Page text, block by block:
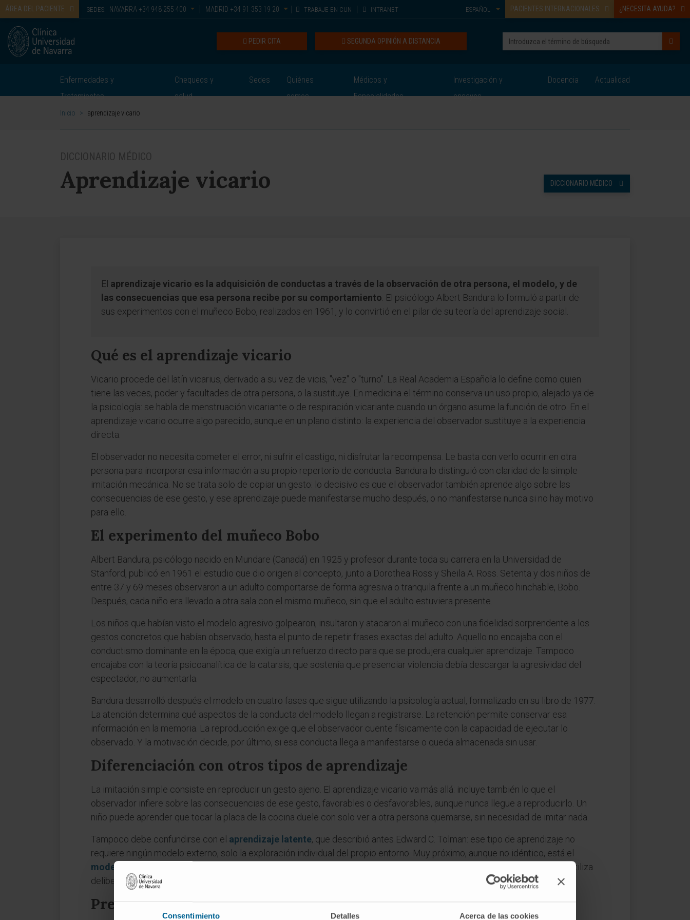
Consentimiento Detalles Acerca de las cookies
ÁREA DEL PACIENTE SEDES: NAVARRA +34 948 255 400 MADRID +34 91 353 19 20 TRABAJE EN CUN INTRANET PACIENTES INTERNACIONALES ¿NECESITA AYUDA?
ESPAÑOL
SEGUNDA OPINIÓN A DISTANCIA
PEDIR CITA
Enfermedades y
Tratamientos
Chequeos y
salud
Sedes
Quiénes
somos
Médicos y
Especialidades
Investigación y
ensayos
Docencia Actualidad
Inicio > aprendizaje vicario
DICCIONARIO MÉDICO
Aprendizaje vicario DICCIONARIO MÉDICO
El aprendizaje vicario es la adquisición de conductas a través de la observación de otra persona, el modelo, y de
las consecuencias que esa persona recibe por su comportamiento . El psicólogo Albert Bandura lo formuló a partir de
sus experimentos con el muñeco Bobo, realizados en 1961, y lo convirtió en el pilar de su teoría del aprendizaje social.
Qué es el aprendizaje vicario
Vicario procede del latín vicarius, derivado a su vez de vicis, "vez" o "turno". La Real Academia Española lo define como quien
tiene las veces, poder y facultades de otra persona, o la sustituye. En medicina el término conserva un uso propio, alejado ya de
la psicología: se habla de menstruación vicariante o de respiración vicariante cuando un órgano asume la función de otro. En el
aprendizaje vicario ocurre algo parecido, aunque en un plano distinto: la experiencia del observador sustituye a la experiencia
directa.
El observador no necesita cometer el error, ni sufrir el castigo, ni disfrutar la recompensa. Le basta con verlo ocurrir en otra
persona para incorporar esa información a su propio repertorio de conducta. Bandura lo distinguió con claridad de la simple
imitación mecánica. No se trata solo de copiar un gesto: lo decisivo es que el observador también aprende algo sobre las
consecuencias de ese gesto, y ese aprendizaje puede manifestarse mucho después, o no manifestarse nunca si no hay motivo
para ello.
El experimento del muñeco Bobo
Albert Bandura, psicólogo nacido en Mundare (Canadá) en 1925 y profesor durante toda su carrera en la Universidad de
Stanford, publicó en 1961 el estudio que dio origen al concepto, junto a Dorothea Ross y Sheila A. Ross. Setenta y dos niños de
entre 37 y 69 meses observaron a un adulto comportarse de forma agresiva o tranquila frente a un muñeco hinchable, Bobo.
Después, cada niño era llevado a otra sala con el mismo muñeco, sin que el adulto estuviera presente.
Los niños que habían visto el modelo agresivo golpearon, insultaron y atacaron al muñeco con una fidelidad sorprendente a los
gestos concretos que habían observado, hasta el punto de repetir frases exactas del adulto. Aquello no encajaba con el
conductismo dominante en la época, que exigía un refuerzo directo para que se produjera cualquier aprendizaje. Tampoco
encajaba con la teoría psicoanalítica de la catarsis, que sostenía que presenciar violencia debía descargar la agresividad del
espectador, no aumentarla.
Bandura desarrolló después el modelo en cuatro fases que sigue utilizando la psicología actual, formalizado en su libro de 1977.
La atención determina qué aspectos de la conducta del modelo llegan a registrarse. La retención permite conservar esa
información en la memoria. La reproducción exige que el observador cuente físicamente con la capacidad de ejecutar lo
observado. Y la motivación decide, por último, si esa conducta llega a manifestarse o queda almacenada sin usar.
Diferenciación con otros tipos de aprendizaje
La imitación simple consiste en reproducir un gesto ajeno. El aprendizaje vicario va más allá: incluye también lo que el
observador infiere sobre las consecuencias de ese gesto, favorables o desfavorables, aunque nunca llegue a reproducirlo. Un
niño puede aprender que tocar la placa de la cocina duele con solo ver a otra persona quemarse, sin necesidad de imitar nada.
Tampoco debe confundirse con el aprendizaje latente, que describió antes Edward C. Tolman: ese tipo de aprendizaje no
requiere ningún modelo externo, solo la exploración individual del propio entorno. Muy próximo, aunque no idéntico, está el
modelado
: mientras el aprendizaje vicario describe un fenómeno espontáneo y cotidiano, el modelado es la técnica que utiliza
deliberadamente ese mismo mecanismo con fines terapéuticos o educativos.
Preguntas frecuentes